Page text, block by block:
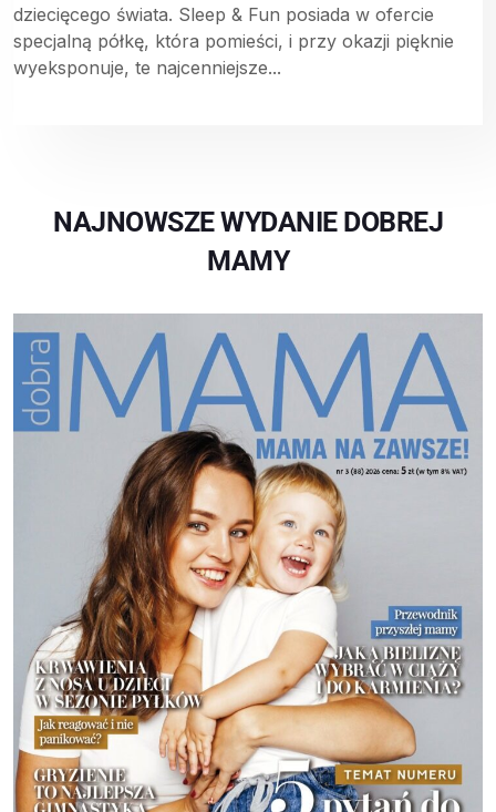
dziecięcego świata. Sleep & Fun posiada w ofercie
specjalną półkę, która pomieści, i przy okazji pięknie
wyeksponuje, te najcenniejsze...
NAJNOWSZE WYDANIE DOBREJ
MAMY